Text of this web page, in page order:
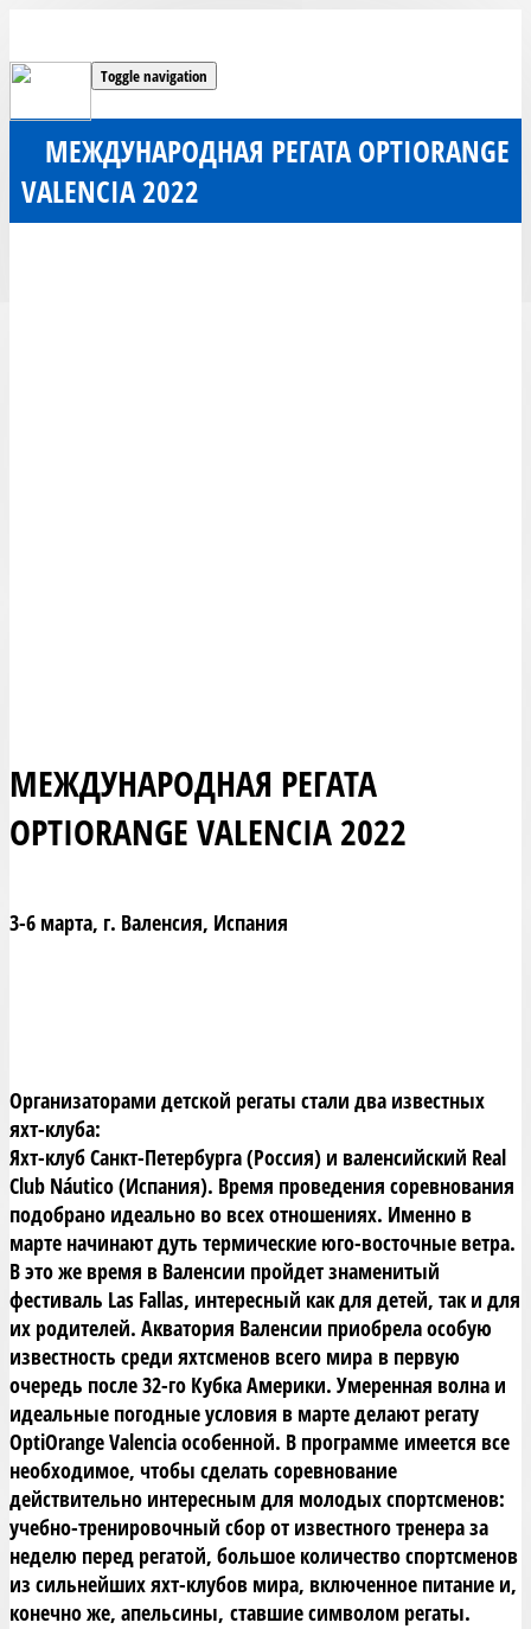
Toggle navigation
МЕЖДУНАРОДНАЯ РЕГАТА OPTIORANGE
VALENCIA 2022
МЕЖДУНАРОДНАЯ РЕГАТА
OPTIORANGE VALENCIA 2022
3-6 марта, г. Валенсия, Испания
Организаторами детской регаты стали два известных
яхт-клуба:
Яхт-клуб Санкт-Петербурга (Россия) и валенсийский Real
Club Náutico (Испания). Время проведения соревнования
подобрано идеально во всех отношениях. Именно в
марте начинают дуть термические юго-восточные ветра.
В это же время в Валенсии пройдет знаменитый
фестиваль Las Fallas, интересный как для детей, так и для
их родителей. Акватория Валенсии приобрела особую
известность среди яхтсменов всего мира в первую
очередь после 32-го Кубка Америки. Умеренная волна и
идеальные погодные условия в марте делают регату
OptiOrange Valencia особенной. В программе имеется все
необходимое, чтобы сделать соревнование
действительно интересным для молодых спортсменов:
учебно-тренировочный сбор от известного тренера за
неделю перед регатой, большое количество спортсменов
из сильнейших яхт-клубов мира, включенное питание и,
конечно же, апельсины, ставшие символом регаты.